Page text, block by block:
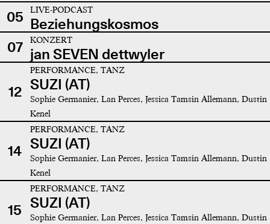
05 LIVE-PODCAST
Beziehungskosmos
07
KONZERT
jan SEVEN dettwyler
12
PERFORMANCE, TANZ
SUZI (AT)
Sophie Germanier, Lan Perces, Jessica Tamsin Allemann, Dustin
Kenel
14
PERFORMANCE, TANZ
SUZI (AT)
Sophie Germanier, Lan Perces, Jessica Tamsin Allemann, Dustin
Kenel
15
PERFORMANCE, TANZ
SUZI (AT)
Sophie Germanier, Lan Perces, Jessica Tamsin Allemann, Dustin